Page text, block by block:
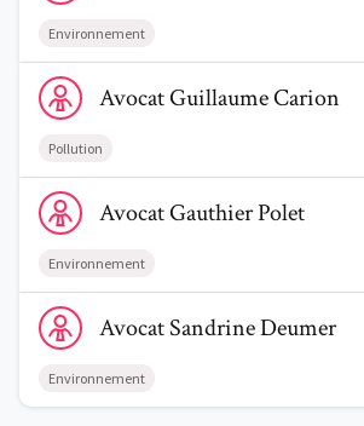
Environnement
Voir le profil de AvocatGuillaume Carion
AvocatGuillaumeCarion
Pollution
Voir le profil de AvocatGauthier Polet
AvocatGauthierPolet
Environnement
Voir le profil de AvocatSandrine Deumer
AvocatSandrineDeumer
Environnement